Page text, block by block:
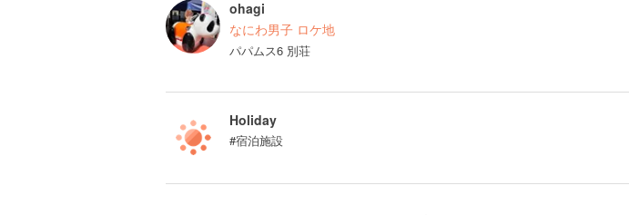
ohagi
なにわ男子 ロケ地
パパムス6 別荘
Holiday
#宿泊施設